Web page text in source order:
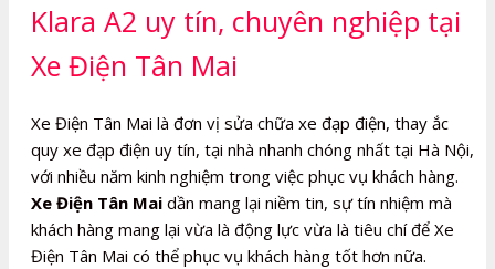
Klara A2 uy tín, chuyên nghiệp tại
Xe Điện Tân Mai
Xe Điện Tân Mai là đơn vị sửa chữa xe đạp điện, thay ắc
quy xe đạp điện uy tín, tại nhà nhanh chóng nhất tại Hà Nội,
với nhiều năm kinh nghiệm trong việc phục vụ khách hàng.
Xe Điện Tân Mai dần mang lại niềm tin, sự tín nhiệm mà
khách hàng mang lại vừa là động lực vừa là tiêu chí để Xe
Điện Tân Mai có thể phục vụ khách hàng tốt hơn nữa.